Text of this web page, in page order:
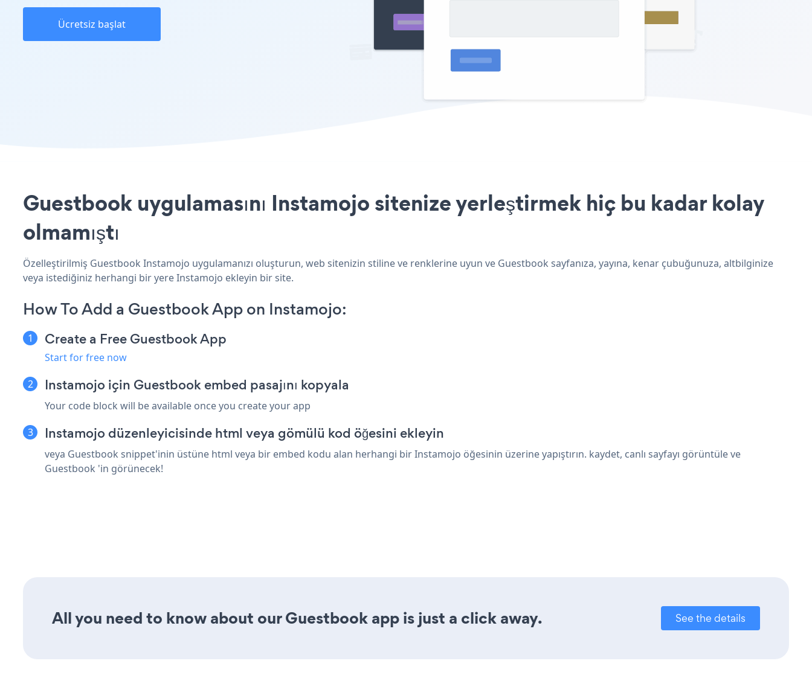
Ücretsiz başlat
Guestbook uygulamasını Instamojo sitenize yerleştirmek hiç bu kadar kolay
olmamıştı
Özelleştirilmiş Guestbook Instamojo uygulamanızı oluşturun, web sitenizin stiline ve renklerine uyun ve Guestbook sayfanıza, yayına, kenar çubuğunuza, altbilginize
veya istediğiniz herhangi bir yere Instamojo ekleyin bir site.
How To Add a Guestbook App on Instamojo:
Create a Free Guestbook App
Start for free now
Instamojo için Guestbook embed pasajını kopyala
Your code block will be available once you create your app
Instamojo düzenleyicisinde html veya gömülü kod öğesini ekleyin
veya Guestbook snippet'inin üstüne html veya bir embed kodu alan herhangi bir Instamojo öğesinin üzerine yapıştırın. kaydet, canlı sayfayı görüntüle ve
Guestbook 'in görünecek!
All you need to know about our Guestbook app is just a click away. See the details